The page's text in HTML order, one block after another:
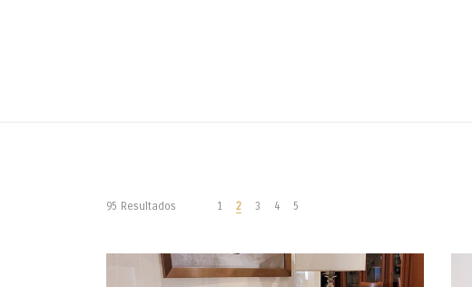
95 Resultados 1 2 3 4 5